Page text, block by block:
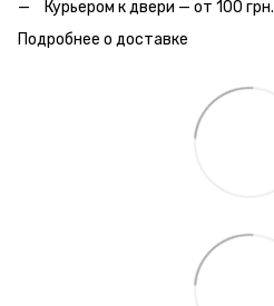
Курьером к двери — от 100 грн.
Подробнее о доставке